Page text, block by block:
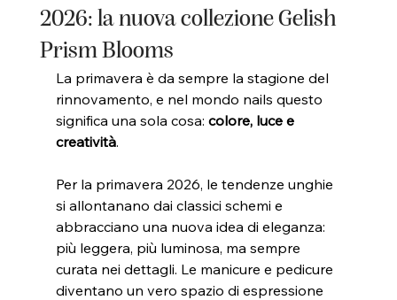
2026: la nuova collezione Gelish
Prism Blooms
La primavera è da sempre la stagione del
rinnovamento, e nel mondo nails questo
significa una sola cosa: colore, luce e
creatività.
Per la primavera 2026, le tendenze unghie
si allontanano dai classici schemi e
abbracciano una nuova idea di eleganza:
più leggera, più luminosa, ma sempre
curata nei dettagli. Le manicure e pedicure
diventano un vero spazio di espressione